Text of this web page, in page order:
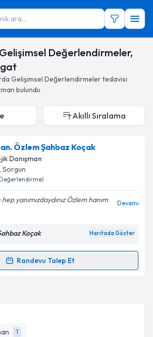
ara...
Değerlendirmeler,
Gelişimsel Değerlendirmelertedavisi
bulundu
1
Akıllı Sıralama
Özlem Şahbaz Koçak
Danışman
, Sorgun
yanımızdaydınız Özlem hanım
Devamı
Koçak Haritada Göster
Randevu Talep Et
Talebi
hazırlandığında e-posta ile